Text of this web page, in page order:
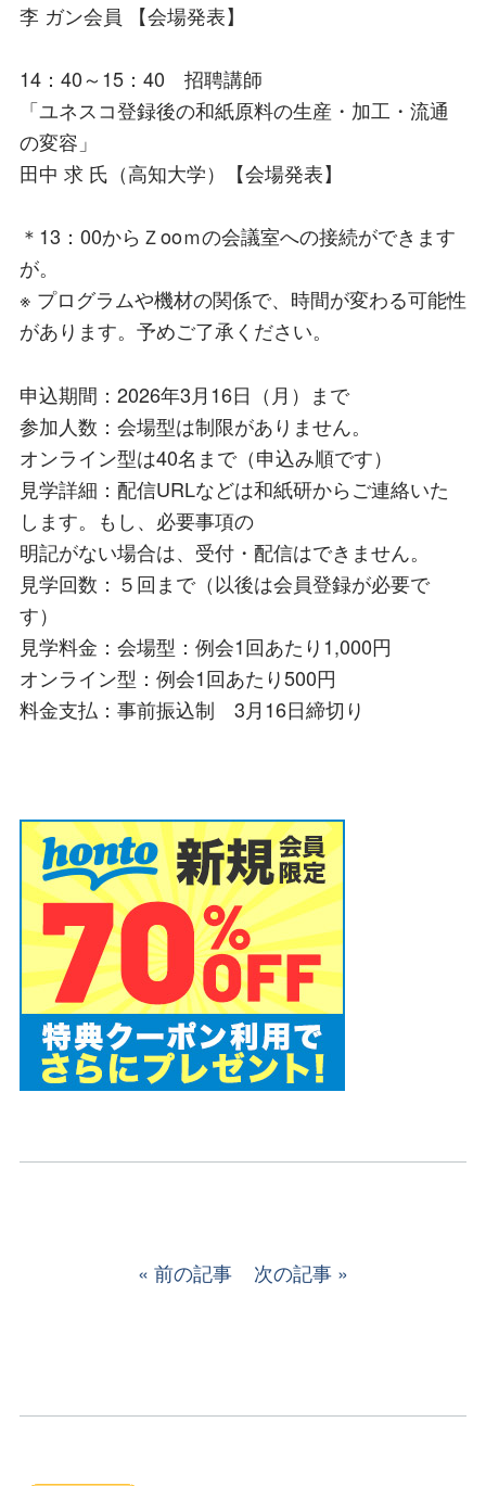
李 ガン会員 【会場発表】
14：40～15：40 招聘講師
「ユネスコ登録後の和紙原料の生産・加工・流通
の変容」
田中 求 氏（高知大学）【会場発表】
＊13：00からＺooｍの会議室への接続ができます
が。
※ プログラムや機材の関係で、時間が変わる可能性
があります。予めご了承ください。
申込期間：2026年3月16日（月）まで
参加人数：会場型は制限がありません。
オンライン型は40名まで（申込み順です）
見学詳細：配信URLなどは和紙研からご連絡いた
します。もし、必要事項の
明記がない場合は、受付・配信はできません。
見学回数：５回まで（以後は会員登録が必要で
す）
見学料金：会場型：例会1回あたり1,000円
オンライン型：例会1回あたり500円
料金支払：事前振込制 3月16日締切り
前の記事 次の記事